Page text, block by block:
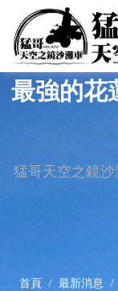
最強的花
猛哥天空之鏡
首頁 最新消息